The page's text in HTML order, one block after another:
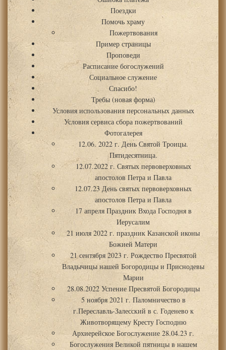
Поездки
Помочь храму
Пожертвования
Пример страницы
Проповеди
Расписание богослужений
Социальное служение
Спасибо!
Требы (новая форма)
Условия использования персональных данных
Условия сервиса сбора пожертвований
Фотогалерея
12.06. 2022 г. День Святой Троицы.
Пятидесятница.
12.07.2022 г. Святых первоверховных
апостолов Петра и Павла
12.07.23 День святых первоверховных
апостолов Петра и Павла
17 апреля Праздник Входа Господня в
Иерусалим
21 июля 2022 г. праздник Казанской иконы
Божией Матери
21 сентября 2023 г. Рождество Пресвятой
Владычицы нашей Богородицы и Приснодевы
Марии
28.08.2022 Успение Пресвятой Богородицы
5 ноября 2021 г. Паломничество в
г.Переславль-Залесский в с. Годенево к
Животворящему Кресту Господню
Архиерейское Богослужение 28.04.23 г.
Богослужения Великой пятницы в нашем